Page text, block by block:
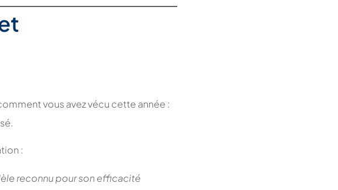
vous avez vécu cette année :
:
reconnu pour son efficacité